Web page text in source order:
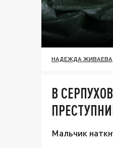
НАДЕЖДА ЖИВАЕВА
В
Мальчик